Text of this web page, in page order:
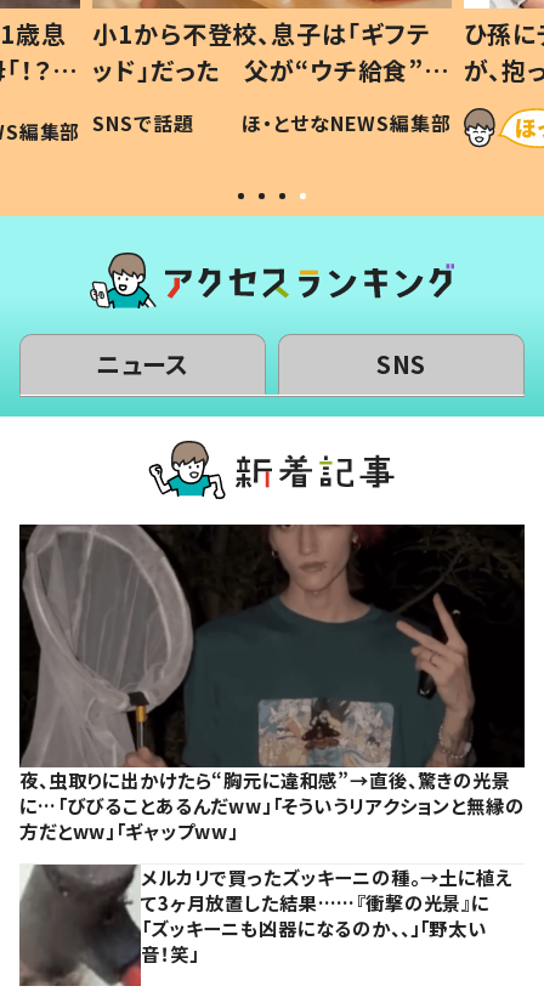
歳息
？」
編集部
小1から不登校、息子は「ギフテ
ッド」だった 父が“ウチ給食”を
作り続ける理由とは #令和の親
#令和の子
SNSで話題 ほ・とせなNEWS編集部
ひ孫
が、
「涙が
い」
ニュース SNS
夜、虫取りに出かけたら“胸元に違和感”→直後、驚きの光景
に…「びびることあるんだww」「そういうリアクションと無縁の
方だとww」「ギャップww」
メルカリで買ったズッキーニの種。→土に植え
て3ヶ月放置した結果……『衝撃の光景』に
「ズッキーニも凶器になるのか、、」「野太い
音！笑」